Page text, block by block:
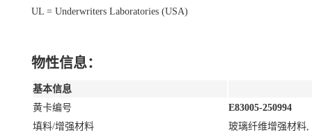
UL = Underwriters Laboratories (USA)
物性信息：
基本信息
黄卡编号
E83005-250994
填料/增强材料
玻璃纤维增强材料,